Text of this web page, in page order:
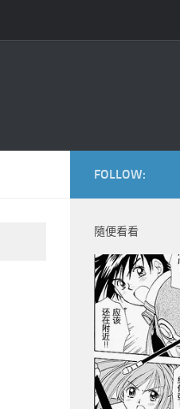
FOLLOW:
隨便看看